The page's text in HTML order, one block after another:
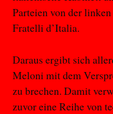
Parteien von der
Fratelli d’Italia.
Daraus ergibt sich
Meloni mit dem
zu brechen. Damit
zuvor eine Reihe von